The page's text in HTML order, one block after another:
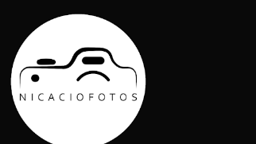
Pular para o conteúdo principal